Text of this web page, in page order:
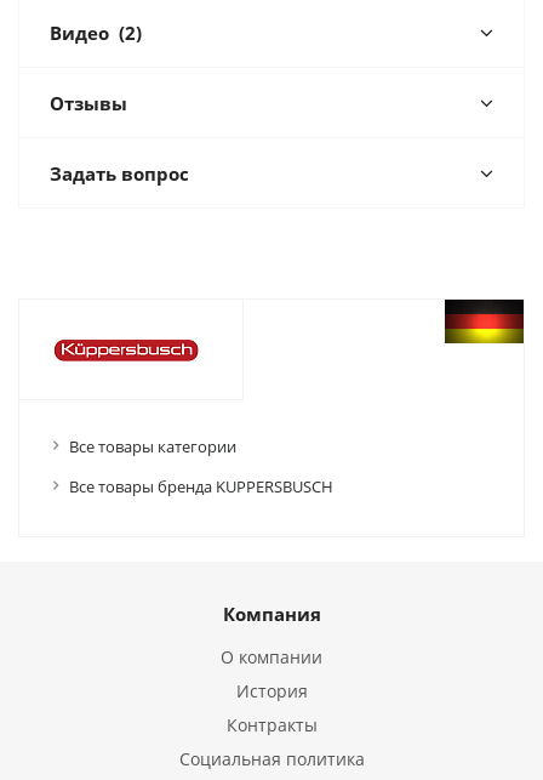
Видео (2)
Отзывы
Задать вопрос
Все товары категории
Все товары бренда KUPPERSBUSCH
Компания
О компании
История
Контракты
Социальная политика